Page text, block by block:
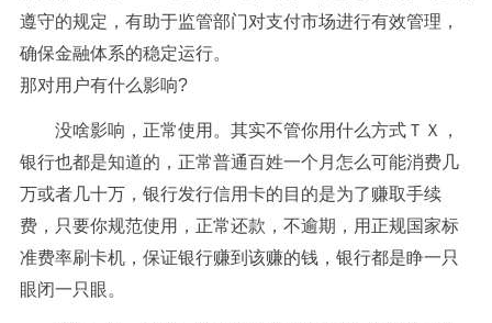
遵守的规定，有助于监管部门对支付市场进行有效管理，
确保金融体系的稳定运行。
那对用户有什么影响?
没啥影响，正常使用。其实不管你用什么方式ＴＸ，
银行也都是知道的，正常普通百姓一个月怎么可能消费几
万或者几十万，银行发行信用卡的目的是为了赚取手续
费，只要你规范使用，正常还款，不逾期，用正规国家标
准费率刷卡机，保证银行赚到该赚的钱，银行都是睁一只
眼闭一只眼。